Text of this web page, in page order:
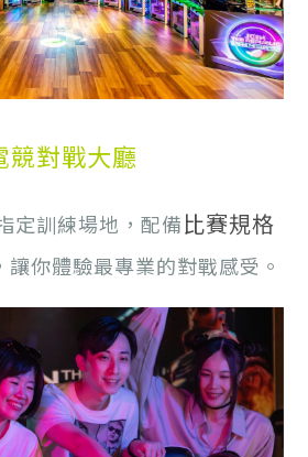
競對戰大廳
定訓練場地，配備比賽規格
你體驗最專業的對戰感受。